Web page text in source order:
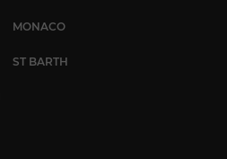
parisienne authentique et
MONACO
ST BARTH